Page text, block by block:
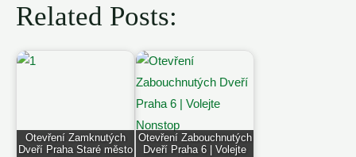
Related Posts:
Otevření Zamknutých
Dveří Praha Staré město
Otevření Zabouchnutých
Dveří Praha 6 | Volejte